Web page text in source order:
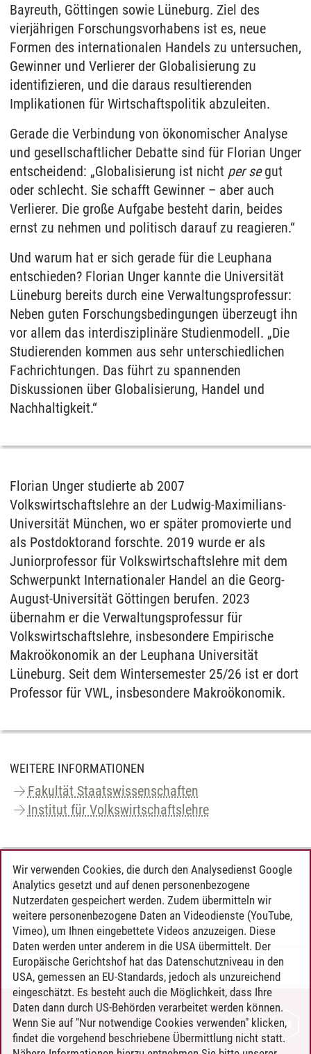
Bayreuth, Göttingen sowie Lüneburg. Ziel des
vierjährigen Forschungsvorhabens ist es, neue
Formen des internationalen Handels zu untersuchen,
Gewinner und Verlierer der Globalisierung zu
identifizieren, und die daraus resultierenden
Implikationen für Wirtschaftspolitik abzuleiten.
Gerade die Verbindung von ökonomischer Analyse
und gesellschaftlicher Debatte sind für Florian Unger
entscheidend: „Globalisierung ist nicht per segut
oder schlecht. Sie schafft Gewinner – aber auch
Verlierer. Die große Aufgabe besteht darin, beides
ernst zu nehmen und politisch darauf zu reagieren.“
Und warum hat er sich gerade für die Leuphana
entschieden? Florian Unger kannte die Universität
Lüneburg bereits durch eine Verwaltungsprofessur:
Neben guten Forschungsbedingungen überzeugt ihn
vor allem das interdisziplinäre Studienmodell. „Die
Studierenden kommen aus sehr unterschiedlichen
Fachrichtungen. Das führt zu spannenden
Diskussionen über Globalisierung, Handel und
Nachhaltigkeit.“
Florian Unger studierte ab 2007
Volkswirtschaftslehre an der Ludwig-Maximilians-
Universität München, wo er später promovierte und
als Postdoktorand forschte. 2019 wurde er als
Juniorprofessor für Volkswirtschaftslehre mit dem
Schwerpunkt Internationaler Handel an die Georg-
August-Universität Göttingen berufen. 2023
übernahm er die Verwaltungsprofessur für
Volkswirtschaftslehre, insbesondere Empirische
Makroökonomik an der Leuphana Universität
Lüneburg. Seit dem Wintersemester 25/26 ist er dort
Professor für VWL, insbesondere Makroökonomik.
WEITERE INFORMATIONEN
Fakultät Staatswissenschaften
Institut für Volkswirtschaftslehre
KONTAKT
Prof. Dr. Florian Unger
Dr. Marietta Hülsmann/23.02.2026
KONTAKT
LEUPHANA ALS ARBEITGEBER
Wir verwenden Cookies, die durch den Analysedienst Google
Analytics gesetzt und auf denen personenbezogene
Nutzerdaten gespeichert werden. Zudem übermitteln wir
weitere personenbezogene Daten an Videodienste (YouTube,
Vimeo), um Ihnen eingebettete Videos anzuzeigen. Diese
Daten werden unter anderem in die USA übermittelt. Der
Europäische Gerichtshof hat das Datenschutzniveau in den
USA, gemessen an EU-Standards, jedoch als unzureichend
eingeschätzt. Es besteht auch die Möglichkeit, dass Ihre
Daten dann durch US-Behörden verarbeitet werden können.
Wenn Sie auf "Nur notwendige Cookies verwenden" klicken,
findet die vorgehend beschriebene Übermittlung nicht statt.